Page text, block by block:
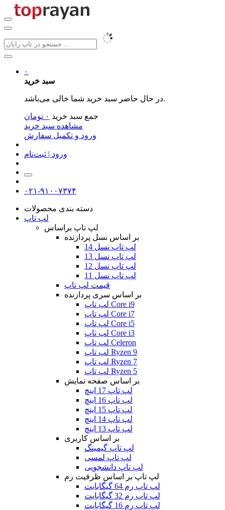
۰
سبد خرید
در حال حاضر سبد خرید شما خالی می‌باشد.
جمع سبد خرید ۰ تومان
مشاهده سبد خرید
ورود و تکمیل سفارش
ورود | ثبت‌نام
۰۲۱-۹۱۰۰۷۳۷۴
دسته بندی محصولات
لپ تاپ
لپ تاپ براساس
بر اساس نسل پردازنده
لپ تاپ نسل 14
لپ تاپ نسل 13
لپ تاپ نسل 12
لپ تاپ نسل 11
قیمت لپ تاپ
بر اساس سری پردازنده
لپ تاپ Core i9
لپ تاپ Core i7
لپ تاپ Core i5
لپ تاپ Core i3
لپ تاپ Celeron
لپ تاپ Ryzen 9
لپ تاپ Ryzen 7
لپ تاپ Ryzen 5
بر اساس صفحه نمایش
لپ تاپ 17 اینچ
لپ تاپ 16 اینچ
لپ تاپ 15 اینچ
لپ تاپ 14 اینچ
لپ تاپ 13 اینچ
بر اساس کاربری
لپ تاپ گیمینگ
لپ تاپ لمسی
لپ تاپ دانشجویی
لپ تاپ بر اساس ظرفیت رم
لپ تاپ رم 64 گیگابایت
لپ تاپ رم 32 گیگابایت
لپ تاپ رم 16 گیگابایت